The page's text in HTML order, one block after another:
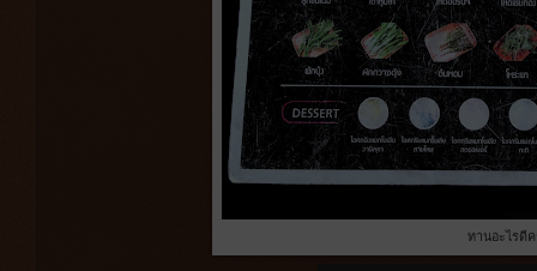
ทานอะไรดี